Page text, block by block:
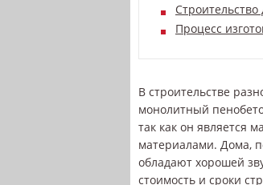
Строительство
Процесс
В строительстве
монолитный
так как он является
материалами. Дома,
обладают хорошей
стоимость и сроки